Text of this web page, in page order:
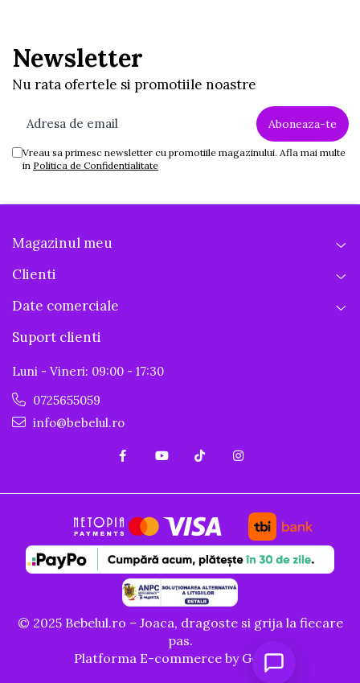
Newsletter
Nu rata ofertele si promotiile noastre
Vreau sa primesc newsletter cu promotiile magazinului. Afla mai multe
in Politica de Confidentialitate
Magazinul meu
Clienti
Date comerciale
Suport clienti
Luni - Vineri: 09:00 - 17:30
0725655059
info@bebelul.ro
© 2025 Bebelul.ro – Joaca, dragoste si grija la fiecare
pas.
Platforma E-commerce by Gomag